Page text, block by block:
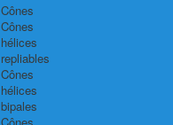
Cônes
Cônes
hélices
repliables
Cônes
hélices
bipales
Cônes